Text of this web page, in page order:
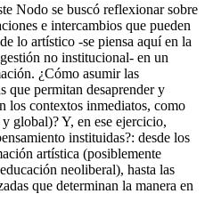
Nodo se buscó reflexionar sobre
e intercambios que pueden
lo artístico -se piensa aquí en la
no institucional- en un
¿Cómo asumir las
que permitan desaprender y
los contextos inmediatos, como
global)? Y, en ese ejercicio,
instituidas?: desde los
artística (posiblemente
neoliberal), hasta las
que determinan la manera en